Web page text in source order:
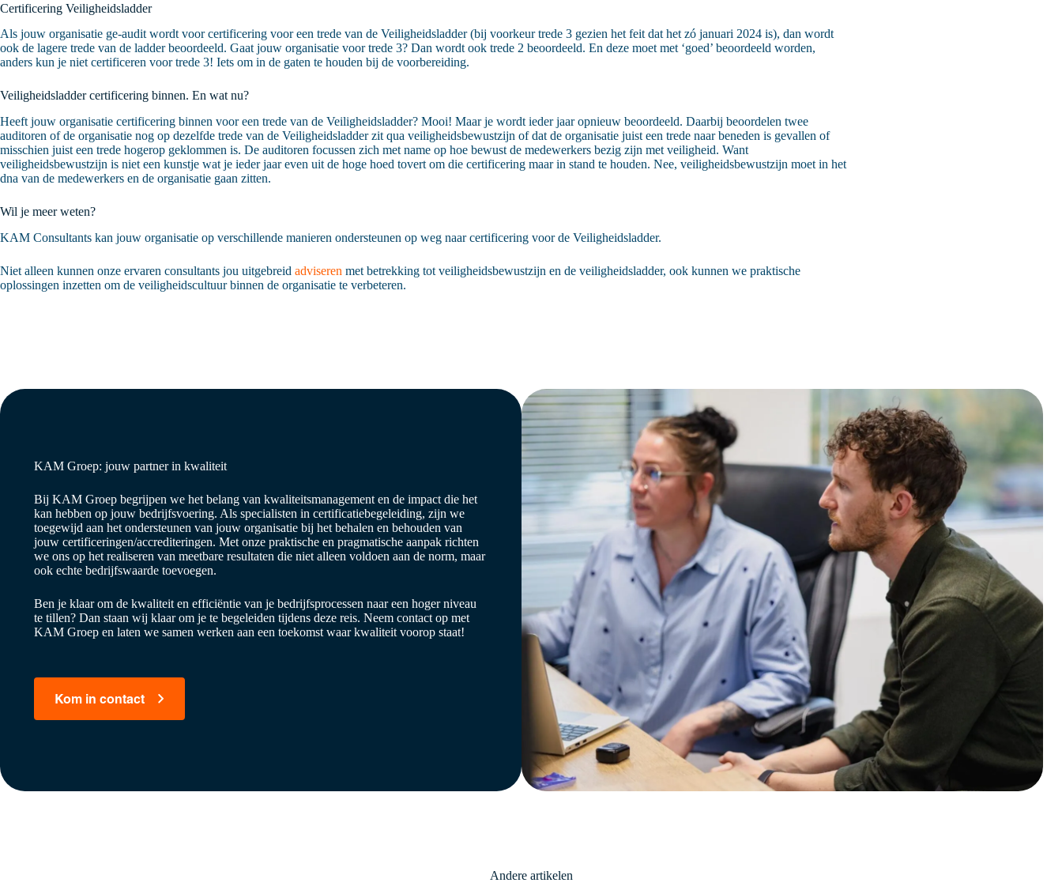
Certificering Veiligheidsladder
Als jouw organisatie ge-audit wordt voor certificering voor een trede van de Veiligheidsladder (bij voorkeur trede 3 gezien het feit dat het zó januari 2024 is), dan wordt
ook de lagere trede van de ladder beoordeeld. Gaat jouw organisatie voor trede 3? Dan wordt ook trede 2 beoordeeld. En deze moet met ‘goed’ beoordeeld worden,
anders kun je niet certificeren voor trede 3! Iets om in de gaten te houden bij de voorbereiding.
Veiligheidsladder certificering binnen. En wat nu?
Heeft jouw organisatie certificering binnen voor een trede van de Veiligheidsladder? Mooi! Maar je wordt ieder jaar opnieuw beoordeeld. Daarbij beoordelen twee
auditoren of de organisatie nog op dezelfde trede van de Veiligheidsladder zit qua veiligheidsbewustzijn of dat de organisatie juist een trede naar beneden is gevallen of
misschien juist een trede hogerop geklommen is. De auditoren focussen zich met name op hoe bewust de medewerkers bezig zijn met veiligheid. Want
veiligheidsbewustzijn is niet een kunstje wat je ieder jaar even uit de hoge hoed tovert om die certificering maar in stand te houden. Nee, veiligheidsbewustzijn moet in het
dna van de medewerkers en de organisatie gaan zitten.
Wil je meer weten?
KAM Consultants kan jouw organisatie op verschillende manieren ondersteunen op weg naar certificering voor de Veiligheidsladder.
Niet alleen kunnen onze ervaren consultants jou uitgebreid adviseren met betrekking tot veiligheidsbewustzijn en de veiligheidsladder, ook kunnen we praktische
oplossingen inzetten om de veiligheidscultuur binnen de organisatie te verbeteren.
KAM Groep: jouw partner in kwaliteit
Bij KAM Groep begrijpen we het belang van kwaliteitsmanagement en de impact die het
kan hebben op jouw bedrijfsvoering. Als specialisten in certificatiebegeleiding, zijn we
toegewijd aan het ondersteunen van jouw organisatie bij het behalen en behouden van
jouw certificeringen/accrediteringen. Met onze praktische en pragmatische aanpak richten
we ons op het realiseren van meetbare resultaten die niet alleen voldoen aan de norm, maar
ook echte bedrijfswaarde toevoegen.
Ben je klaar om de kwaliteit en efficiëntie van je bedrijfsprocessen naar een hoger niveau
te tillen? Dan staan wij klaar om je te begeleiden tijdens deze reis. Neem contact op met
KAM Groep en laten we samen werken aan een toekomst waar kwaliteit voorop staat!
Kom in contact
Andere artikelen